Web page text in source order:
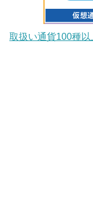
取扱い通貨100種